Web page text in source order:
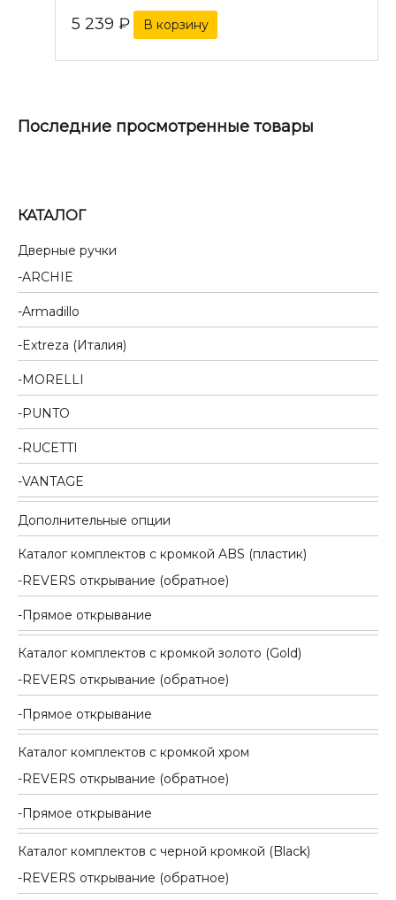
КАТАЛОГ
Дверные ручки
ARCHIE
Armadillo
Extreza (Италия)
MORELLI
PUNTO
RUCETTI
VANTAGE
Дополнительные опции
Каталог комплектов c кромкой ABS (пластик)
REVERS открывание (обратное)
Прямое открывание
Каталог комплектов c кромкой золото (Gold)
REVERS открывание (обратное)
Прямое открывание
Каталог комплектов c кромкой хром
REVERS открывание (обратное)
Прямое открывание
Каталог комплектов c черной кромкой (Black)
REVERS открывание (обратное)
5 239 ₽ В корзину
Последние просмотренные товары